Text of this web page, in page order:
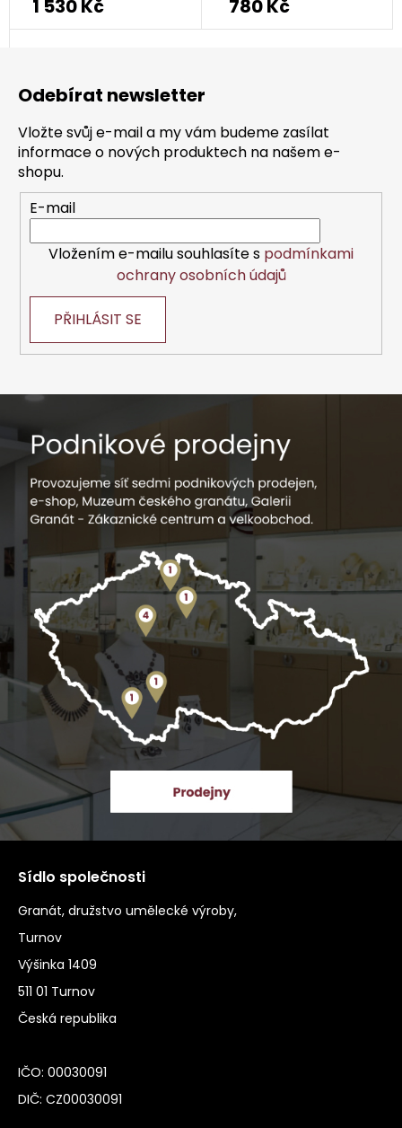
1 530 Kč 780 Kč
Odebírat newsletter
Vložte svůj e-mail a my vám budeme zasílat
informace o nových produktech na našem e-
shopu.
E-mail
Vložením e-mailu souhlasíte s podmínkami
ochrany osobních údajů
PŘIHLÁSIT SE
Sídlo společnosti
Granát, družstvo umělecké výroby,
Turnov
Výšinka 1409
511 01 Turnov
Česká republika
IČO: 00030091
DIČ: CZ00030091